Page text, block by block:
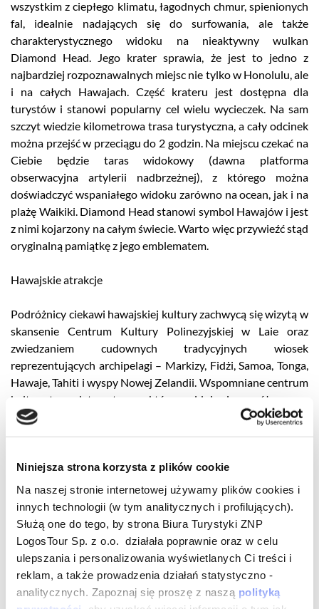
Niniejsza strona korzysta z plików cookie
Na naszej stronie internetowej używamy plików cookies i
innych technologii (w tym analitycznych i profilujących).
Służą one do tego, by strona Biura Turystyki ZNP
LogosTour Sp. z o.o. działała poprawnie oraz w celu
ulepszania i personalizowania wyświetlanych Ci treści i
reklam, a także prowadzenia działań statystyczno -
analitycznych. Zapoznaj się proszę z naszą polityką
wszystkim z ciepłego klimatu, łagodnych chmur, spienionych
fal, idealnie nadających się do surfowania, ale także
charakterystycznego widoku na nieaktywny wulkan
Diamond Head. Jego krater sprawia, że jest to jedno z
najbardziej rozpoznawalnych miejsc nie tylko w Honolulu, ale
i na całych Hawajach. Część krateru jest dostępna dla
turystów i stanowi popularny cel wielu wycieczek. Na sam
szczyt wiedzie kilometrowa trasa turystyczna, a cały odcinek
można przejść w przeciągu do 2 godzin. Na miejscu czekać na
Ciebie będzie taras widokowy (dawna platforma
obserwacyjna artylerii nadbrzeżnej), z którego można
doświadczyć wspaniałego widoku zarówno na ocean, jak i na
plażę Waikiki. Diamond Head stanowi symbol Hawajów i jest
z nimi kojarzony na całym świecie. Warto więc przywieźć stąd
oryginalną pamiątkę z jego emblematem.
Hawajskie atrakcje
Podróżnicy ciekawi hawajskiej kultury zachwycą się wizytą w
skansenie Centrum Kultury Polinezyjskiej w Laie oraz
zwiedzaniem cudownych tradycyjnych wiosek
reprezentujących archipelagi – Markizy, Fidżi, Samoa, Tonga,
Hawaje, Tahiti i wyspy Nowej Zelandii. Wspomniane centrum
kultury to park tematyczny, który znajduje się na północnym
wybrzeżu Oahu. Poza tradycyjnymi wystawami, możemy
doświadczyć tu dodatkowych aktywności. Wieczorem na
międzykulturowy charakter Polinezji, z tradycyjnymi tańcami
i hawajską muzyką na żywo. Doceniający dziką przyrodę
powinni zwrócić uwagę na chroniony rezerwat - Zatokę
Hanauma, a miłośnicy botaniki powinni odwiedzić ogrody
botaniczne Fonga. Wrażenie robi baza wojskowa Pearl
Harbor, gdzie znajduje się ekspozycja dotycząca ataku
Japończyków na port w 1941 roku. Koniecznie trzeba
zobaczyć zanurzony pomnik USS Arizona, do którego można
dopłynąć jedynie specjalną łodzią. Został zaprojektowany